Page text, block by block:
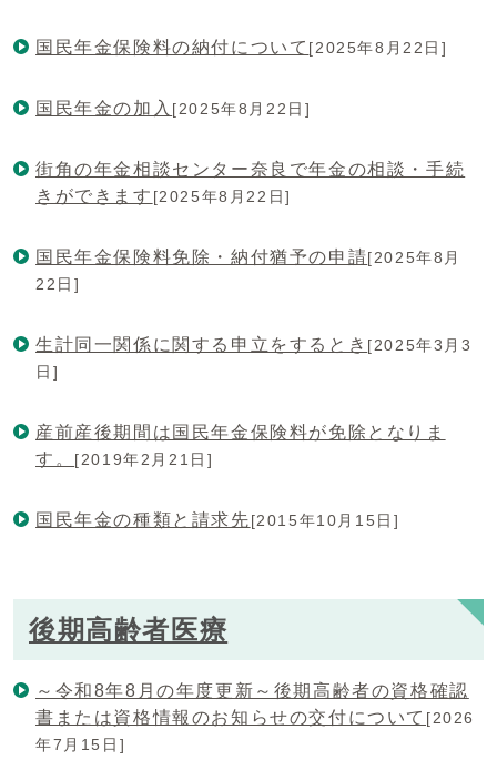
国民年金保険料の納付について [2025年8月22日]
国民年金の加入 [2025年8月22日]
街角の年金相談センター奈良で年金の相談・手続
きができます [2025年8月22日]
国民年金保険料免除・納付猶予の申請[2025年8月
22日]
生計同一関係に関する申立をするとき [2025年3月3
日]
産前産後期間は国民年金保険料が免除となりま
す。 [2019年2月21日]
国民年金の種類と請求先[2015年10月15日]
後期高齢者医療
～令和8年8月の年度更新～後期高齢者の資格確認
書または資格情報のお知らせの交付について [2026
年7月15日]